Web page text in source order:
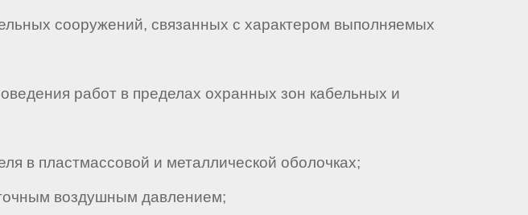
сооружений, связанных с характером выполняемых
работ в пределах охранных зон кабельных и
в пластмассовой и металлической оболочках;
воздушным давлением;